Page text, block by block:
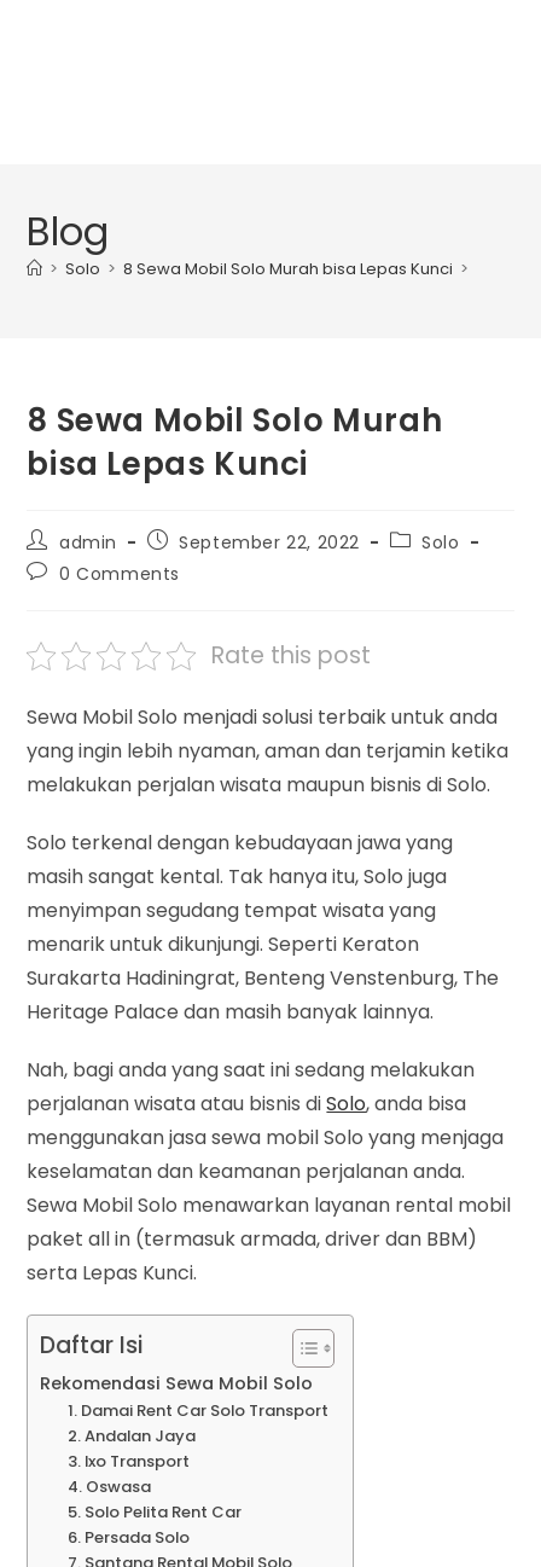
Blog
> Solo > 8 Sewa Mobil Solo Murah bisa Lepas Kunci >
8 Sewa Mobil Solo Murah
bisa Lepas Kunci
Post
author:
admin
Post
published:
September 22, 2022
PostSolo
Post0 Comments
Rate this post
Sewa Mobil Solo menjadi solusi terbaik untuk anda
yang ingin lebih nyaman, aman dan terjamin ketika
melakukan perjalan wisata maupun bisnis di Solo.
Solo terkenal dengan kebudayaan jawa yang
masih sangat kental. Tak hanya itu, Solo juga
menyimpan segudang tempat wisata yang
menarik untuk dikunjungi. Seperti Keraton
Surakarta Hadiningrat, Benteng Venstenburg, The
Heritage Palace dan masih banyak lainnya.
Nah, bagi anda yang saat ini sedang melakukan
perjalanan wisata atau bisnis diSolo, anda bisa
menggunakan jasa sewa mobil Solo yang menjaga
keselamatan dan keamanan perjalanan anda.
Sewa Mobil Solo menawarkan layanan rental mobil
paket all in (termasuk armada, driver dan BBM)
serta Lepas Kunci.
Daftar Isi
Rekomendasi Sewa Mobil Solo
1. Damai Rent Car Solo Transport
2. Andalan Jaya
3. Ixo Transport
4. Oswasa
5. Solo Pelita Rent Car
6. Persada Solo